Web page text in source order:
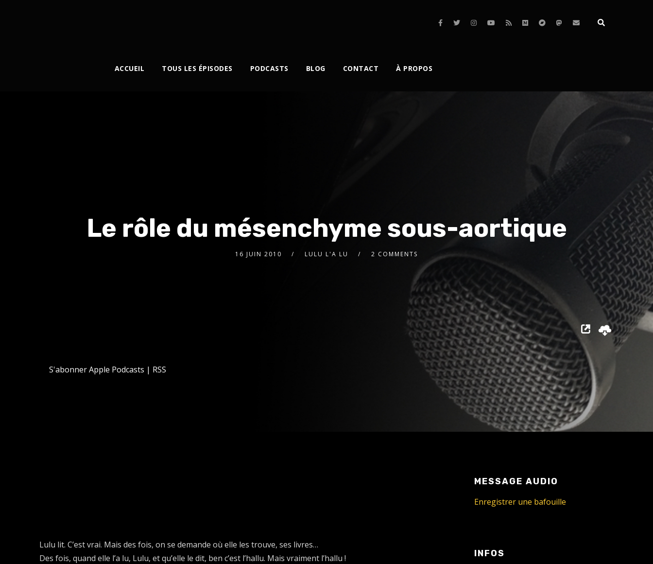
ACCUEIL TOUS LES ÉPISODES PODCASTS BLOG CONTACT À PROPOS
Le rôle du mésenchyme sous-aortique
16 JUIN 2010 LULU L'A LU 2 COMMENTS
S'abonnerApple Podcasts | RSS
Lulu lit. C’est vrai. Mais des fois, on se demande où elle les trouve, ses livres…
Des fois, quand elle l’a lu, Lulu, et qu’elle le dit, ben c’est l’hallu. Mais vraiment l’hallu !
MESSAGE AUDIO
Enregistrer une bafouille
INFOS